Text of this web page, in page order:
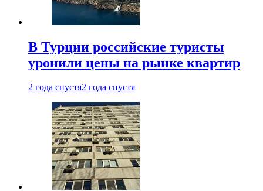
В Турции российские туристы
уронили цены на рынке квартир
2 года спустя2 года спустя